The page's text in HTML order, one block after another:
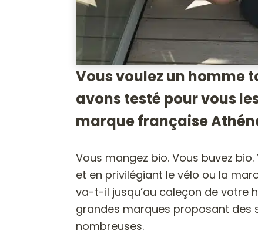
Vous voulez un homme
avons testé pour vous
marque française
Vous mangez bio. Vous buvez
et en privilégiant le vélo ou la
va-t-il jusqu’au caleçon de votre
grandes marques proposant
nombreuses.